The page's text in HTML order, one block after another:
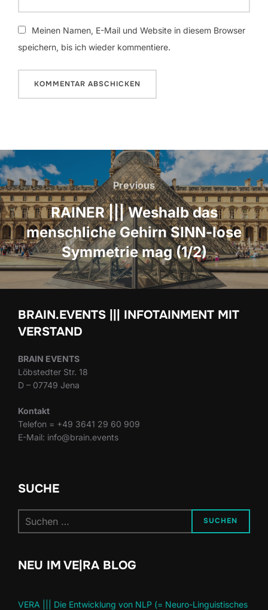
Meinen Namen, E-Mail und Website in diesem Browser
speichern, bis ich wieder kommentiere.
Beitrags-
Navigation
Previous
Previous
RAINER ||| Weshalb das
menschliche Gehirn SINN-lose
Symmetrie mag (1/2)
BRAIN.EVENTS ||| INFOTAINMENT MIT
VERSTAND
BRAIN EVENTS
Löbstedter Str. 18
D – 07749 Jena
Kontakt
Telefon = +49 3641 29 60 909
E-Mail: info@brain.events
SUCHE
nach:
SUCHEN
NEU IM VE|RA BLOG
VERA ||| Die Entwicklung von NLP (= Neuro-Linguistisches